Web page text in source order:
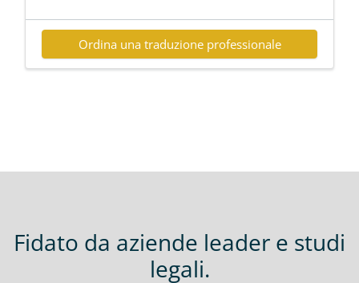
Ordina una traduzione professionale
Fidato da aziende leader e studi
legali.